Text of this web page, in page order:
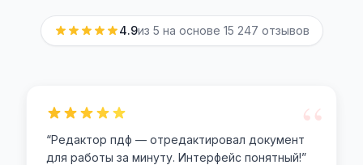
4.9из 5 на основе 15 247 отзывов
“
“Редактор пдф — отредактировал документ
для работы за минуту. Интерфейс понятный!”